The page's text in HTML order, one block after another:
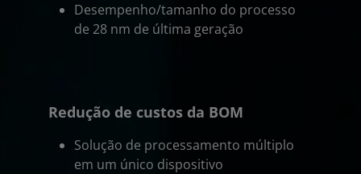
Desempenho/tamanho do processo
de 28 nm de última geração
Redução de custos da BOM
Solução de processamento múltiplo
em um único dispositivo